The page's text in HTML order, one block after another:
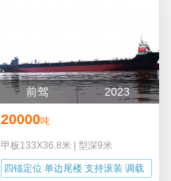
前驾 2023
20000吨
甲板133X36.8米 型深9米
四锚定位 单边尾楼 支持滚装 调载